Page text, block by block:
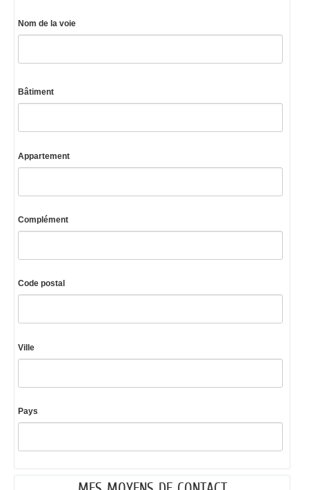
Nom de la voie
Bâtiment
Appartement
Complément
Code postal
Ville
Pays